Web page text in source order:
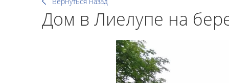
Дом в Лиелупе на